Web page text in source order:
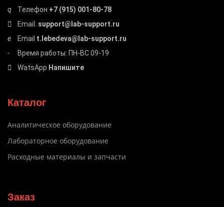
Телефон +7 (915) 001-80-78
Email: support@lab-support.ru
Email t.lebedeva@lab-support.ru
Время работы: ПН-ВС 09-19
WatsApp Напишите
Каталог
Аналитическое оборудование
Лабораторное оборудование
Расходные материалы и запчасти
Заказ